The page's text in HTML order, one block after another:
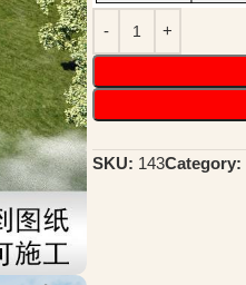
SKU: 143Category: